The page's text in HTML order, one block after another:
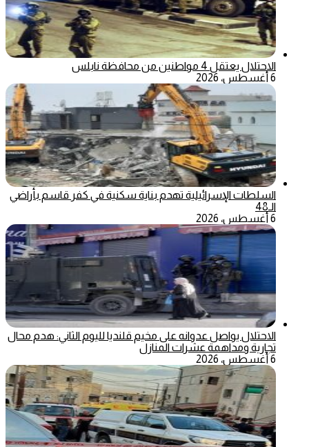
الاحتلال يعتقل 4 مواطنين من محافظة نابلس
6 أغسطس، 2026
السلطات الإسرائيلية تهدم بناية سكنية في كفر قاسم بأراضي
الـ48
6 أغسطس، 2026
الاحتلال يواصل عدوانه على مخيم قلنديا لليوم الثاني: هدم محال
تجارية ومداهمة عشرات المنازل
6 أغسطس، 2026